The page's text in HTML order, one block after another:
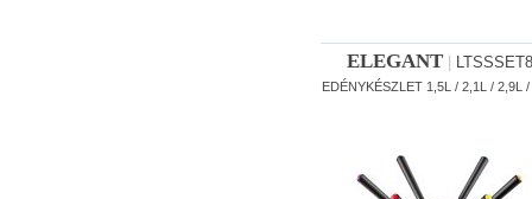
ELEGANT| LTSSSET8
EDÉNYKÉSZLET 1,5L / 2,1L / 2,9L /